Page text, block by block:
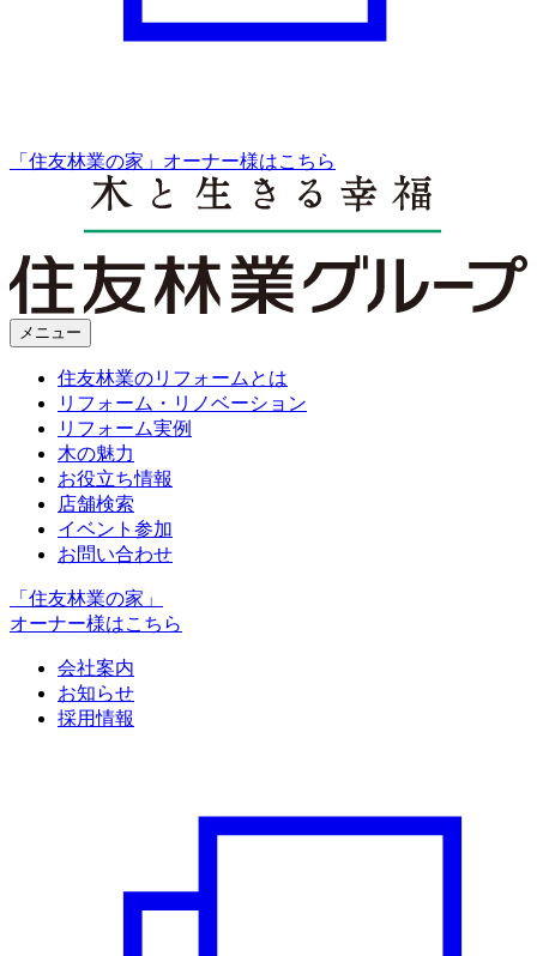
「住友林業の家」オーナー様はこちら
メニュー
住友林業のリフォームとは
リフォーム・リノベーション
リフォーム実例
木の魅力
お役立ち情報
店舗検索
イベント参加
お問い合わせ
「住友林業の家」
オーナー様はこちら
会社案内
お知らせ
採用情報